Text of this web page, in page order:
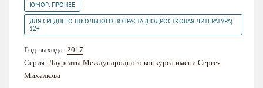
ЮМОР: ПРОЧЕЕ
ДЛЯ СРЕДНЕГО ШКОЛЬНОГО ВОЗРАСТА (ПОДРОСТКОВАЯ ЛИТЕРАТУРА)
12+
Год выхода: 2017
Серия: Лауреаты Международного конкурса имени Сергея
Михалкова